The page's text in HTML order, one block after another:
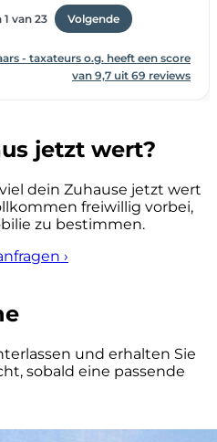
jetzt wert?
dein Zuhause jetzt wert
freiwillig vorbei,
zu bestimmen.
›
und erhalten Sie
sobald eine passende